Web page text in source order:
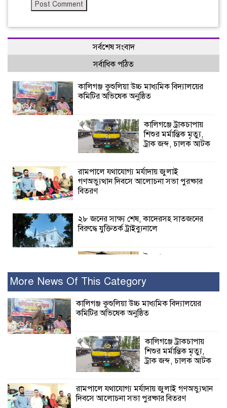
সর্বশেষ সংবাদ
সর্বাধিক পঠিত
কালিগঞ্জ কুশুলিয়া উচ্চ মাধ্যমিক বিদ্যালয়ের
কমিটির অভিষেক অনুষ্ঠিত
কালিগঞ্জে ট্রাকচাপায়
শিশুর মর্মান্তিক মৃত্যু,
ট্রাক জব্দ, চালক আটক
রামপালে যথাযোগ্য মর্যাদায় জুলাই
গণঅভ্যুত্থান দিবসে আলোচনা সভা পুরষ্কার
বিতরণ
২৮ জনের সাক্ষ্য শেষ, কাদেরসহ সাতজনের
বিরুদ্ধে যুক্তিতর্ক ট্রাইব্যুনালে
ইসলামের সবচেয়ে
নুর
পাঁচ মাসে সরকারের দোষ দিচ্ছেন, আপনারা
কালিগঞ্জে নিখোঁজ জেলের মরদেহ অবশেষে
মিলল ইছামতী নদীতে
শ্রীউলা ইউনিয়ন
More News Of This Category
কালিগঞ্জ কুশুলিয়া উচ্চ মাধ্যমিক বিদ্যালয়ের
কমিটির অভিষেক অনুষ্ঠিত
কালিগঞ্জে ট্রাকচাপায়
শিশুর মর্মান্তিক মৃত্যু,
ট্রাক জব্দ, চালক আটক
রামপালে যথাযোগ্য মর্যাদায় জুলাই গণঅভ্যুত্থান
দিবসে আলোচনা সভা পুরষ্কার বিতরণ